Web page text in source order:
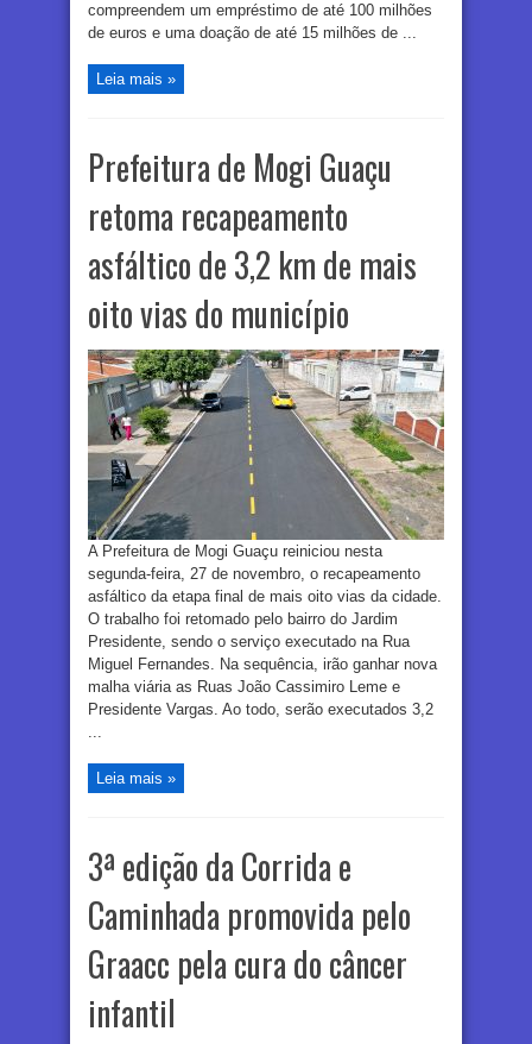
compreendem um empréstimo de até 100 milhões
de euros e uma doação de até 15 milhões de ...
Leia mais »
Prefeitura de Mogi Guaçu
retoma recapeamento
asfáltico de 3,2 km de mais
oito vias do município
A Prefeitura de Mogi Guaçu reiniciou nesta
segunda-feira, 27 de novembro, o recapeamento
asfáltico da etapa final de mais oito vias da cidade.
O trabalho foi retomado pelo bairro do Jardim
Presidente, sendo o serviço executado na Rua
Miguel Fernandes. Na sequência, irão ganhar nova
malha viária as Ruas João Cassimiro Leme e
Presidente Vargas. Ao todo, serão executados 3,2
...
Leia mais »
3ª edição da Corrida e
Caminhada promovida pelo
Graacc pela cura do câncer
infantil